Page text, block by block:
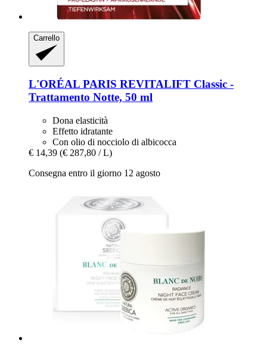
Carrello
L'ORÉAL PARIS REVITALIFT Classic -​
Trattamento Notte, 50 ml
Dona elasticità
Effetto idratante
Con olio di nocciolo di albicocca
€ 14,39 (€ 287,80 / L)
Consegna entro il giorno 12 agosto